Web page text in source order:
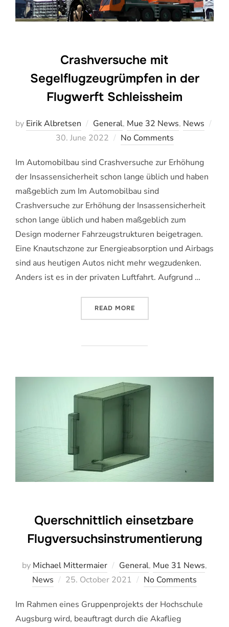
Crashversuche mit
Segelflugzeugrümpfen in der
Flugwerft Schleissheim
by Eirik Albretsen General, Mue 32 News, News
Veröffentlicht
30. June 2022 No Comments
Im Automobilbau sind Crashversuche zur Erhöhung
der Insassensicherheit schon lange üblich und haben
maßgeblich zum Im Automobilbau sind
Crashversuche zur Erhöhung der Insassensicherheit
schon lange üblich und haben maßgeblich zum
Design moderner Fahrzeugstrukturen beigetragen.
Eine Knautschzone zur Energieabsorption und Airbags
sind aus heutigen Autos nicht mehr wegzudenken.
Anders ist es in der privaten Luftfahrt. Aufgrund …
READ MORE„CRASHVERSUCHE MIT
Querschnittlich einsetzbare
Flugversuchsinstrumentierung
by Michael Mittermaier General, Mue 31 News,
News
Veröffentlicht
25. October 2021 No Comments
Im Rahmen eines Gruppenprojekts der Hochschule
Augsburg wird, beauftragt durch die Akaflieg